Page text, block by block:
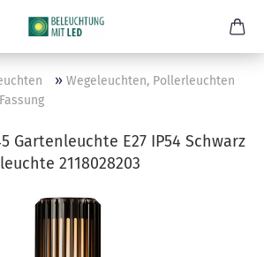
» Wegeleuchten, Pollerleuchten
Gartenleuchte E27 IP54 Schwarz
2118028203